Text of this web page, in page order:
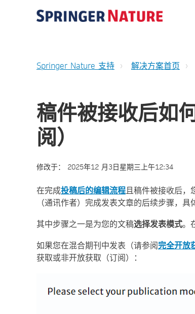
Springer Nature 支持 解决方案首页
稿件被接收后如
阅）
修改于： 2025年12 月3日星期三上午12:34
在完成投稿后的编辑流程且稿件被接收后，
（通讯作者）完成发表文章的后续步骤，具
其中步骤之一是为您的文稿选择发表模式。
如果您在混合期刊中发表（请参阅完全开放
获取或非开放获取（订阅）：